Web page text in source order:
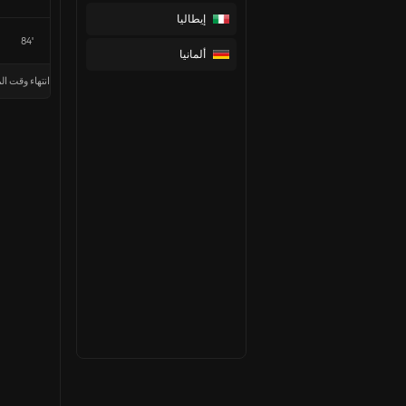
إيطاليا
ألمانيا
84'
انتهاء وقت